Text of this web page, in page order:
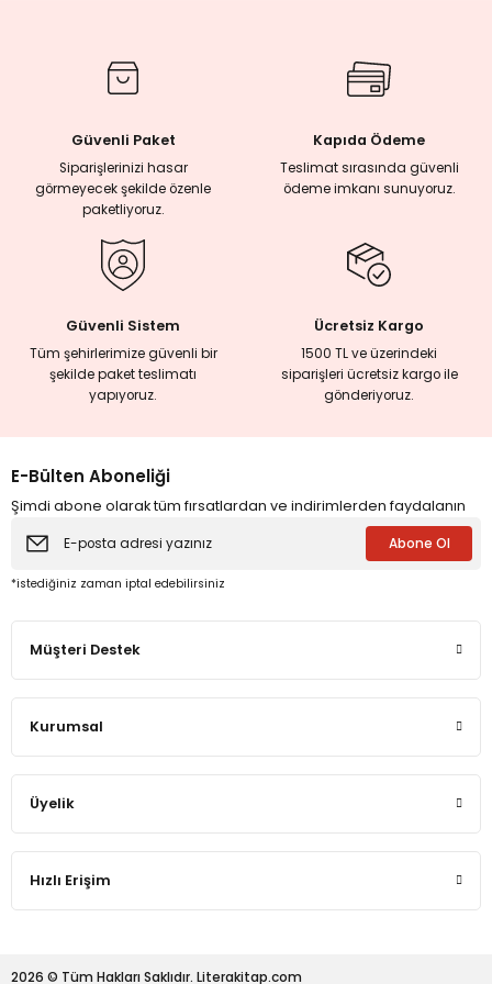
Mirası
Güvenli Paket
Siparişlerinizi hasar
görmeyecek şekilde özenle
paketliyoruz.
Kapıda Ödeme
Teslimat sırasında güvenli
ödeme imkanı sunuyoruz.
Güvenli Sistem
Tüm şehirlerimize güvenli bir
şekilde paket teslimatı
yapıyoruz.
Ücretsiz Kargo
1500 TL ve üzerindeki
siparişleri ücretsiz kargo ile
gönderiyoruz.
E-Bülten Aboneliği
Şimdi abone olarak tüm fırsatlardan ve indirimlerden faydalanın
Abone Ol
*istediğiniz zaman iptal edebilirsiniz
Müşteri Destek
Kurumsal
Üyelik
Hızlı Erişim
2026 © Tüm Hakları Saklıdır. Literakitap.com